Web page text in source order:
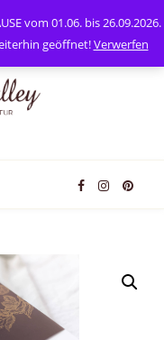
Mein Konto
vom 01.06. bis 26.09.2026.
geöffnet!Verwerfen